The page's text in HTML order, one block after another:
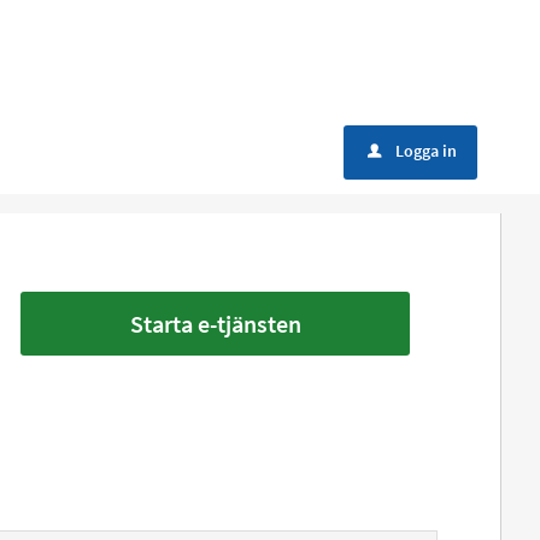
u Logga in
Starta e-tjänsten